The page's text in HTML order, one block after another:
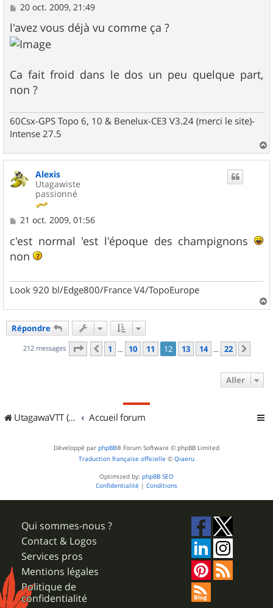
M
s
s
a
20 oct. 2009, 21:49
l'avez vous déjà vu comme ça ?
Ca fait froid dans le dos un peu quelque part,
non ?
60Csx-GPS Topo 6, 10 & Benelux-CE3 V3.24 (merci le site)-
Intense 27.5
a
Alexis
Utagawiste
passionné
M
s
s
a
21 oct. 2009, 01:56
c'est normal 'est l'époque des champignons
non
Look 920 bl/Edge800/France V4/TopoEurope
a
Répondre
212 messages Page 12 sur22
Précédent
1 … 10 11 12 13 14 … 22
Aller
UtagawaVTT (Randos VTT et VTTAE avec traces GPS) Accueil forum
Développé par phpBB® Forum Software © phpBB Limited
Traduction française officielle © Qiaeru
Optimized by: phpBB SEO
Confidentialité | Conditions
Qui sommes-nous ?
Contact & Logos
Services pros
Mentions légales
Politique de
confidentialité